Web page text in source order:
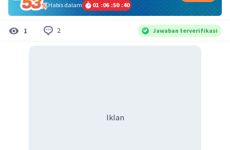
Habis dalam
01 :06 :50 :39
1 2 Jawaban terverifikasi
Iklan